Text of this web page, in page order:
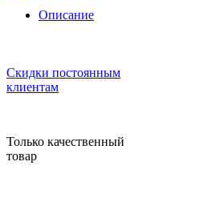
Описание
Скидки постоянным
клиентам
Только качественный
товар